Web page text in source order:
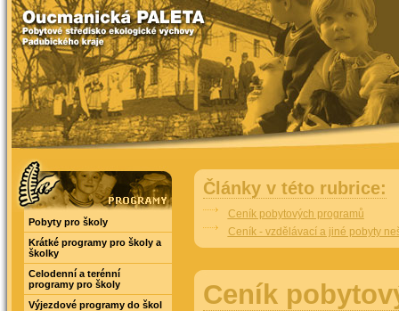
Pobyty pro školy
Krátké programy pro školy a
školky
Celodenní a terénní
programy pro školy
Výjezdové programy do škol
Články v této rubrice:
Ceník pobytových programů
Ceník - vzdělávací a jiné pobyty
Ceník